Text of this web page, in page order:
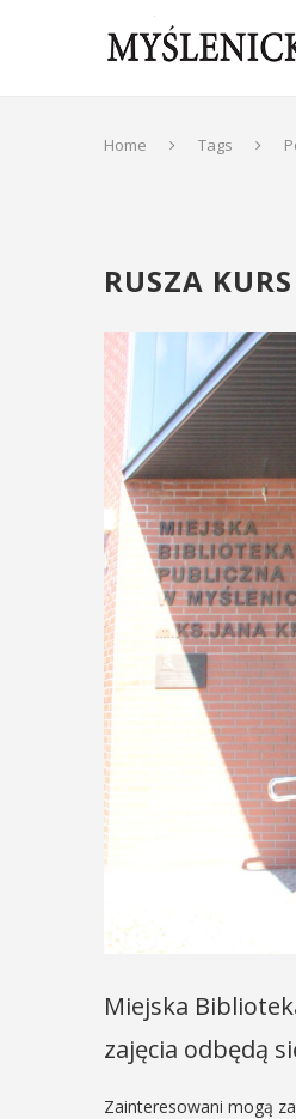
Home Tags
RUSZA
Miejska
zajęcia odbędą
Zainteresowani mogą